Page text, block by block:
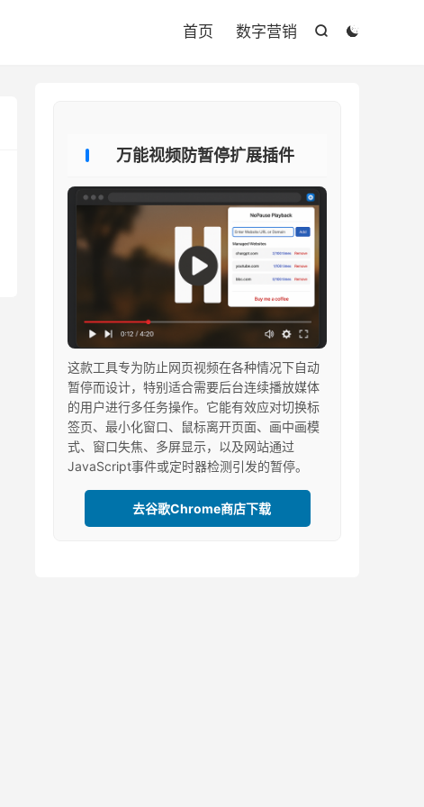


首页 数字营销
万能视频防暂停扩展插件
这款工具专为防止网页视频在各种情况下自动
暂停而设计，特别适合需要后台连续播放媒体
的用户进行多任务操作。它能有效应对切换标
签页、最小化窗口、鼠标离开页面、画中画模
式、窗口失焦、多屏显示，以及网站通过
JavaScript事件或定时器检测引发的暂停。
去谷歌Chrome商店下载